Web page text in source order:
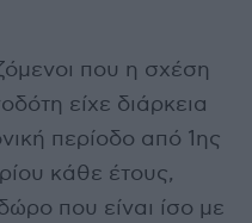
που η σχέση
είχε διάρκεια
περίοδο από 1ης
κάθε έτους,
που είναι ίσο με